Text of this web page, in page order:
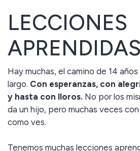
LECCIONES
APRENDIDAS
Hay muchas, el camino de 14
largo. Con esperanzas, con
y hasta con lloros. No por los
da un hijo, pero muchas veces
como ves.
Tenemos muchas lecciones